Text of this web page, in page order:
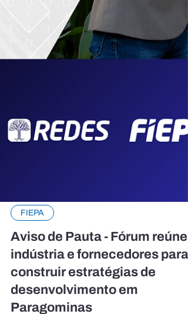
Aviso de Pauta - Fórum reúne
indústria e fornecedores para
construir estratégias de
desenvolvimento em